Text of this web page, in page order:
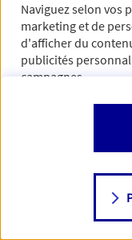
Naviguez selon vos
marketing et de
d'afficher du
publicités
campagnes.
Vous êtes libre de les
changer d'avis à tout
Consulter notre